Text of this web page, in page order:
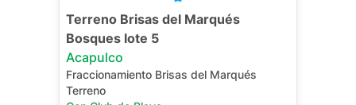
Terreno Brisas del Marqués
Bosques lote 5
Acapulco
Fraccionamiento Brisas del Marqués
Terreno